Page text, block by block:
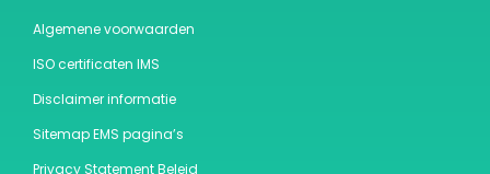
Algemene voorwaarden
ISO certificaten IMS
Disclaimer informatie
Sitemap EMS pagina’s
Privacy Statement Beleid